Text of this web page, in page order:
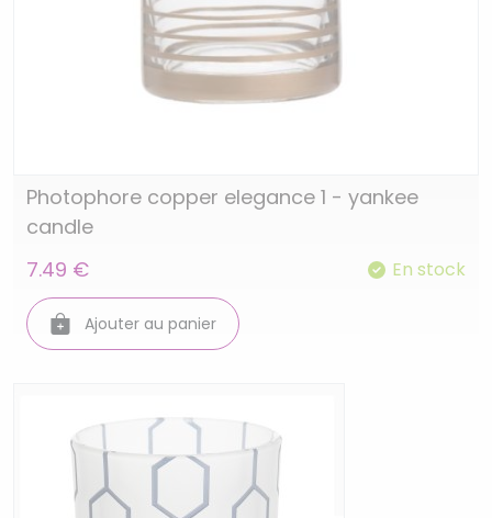
Photophore copper elegance 1 - yankee
candle
7.49 €
En stock
Ajouter au panier